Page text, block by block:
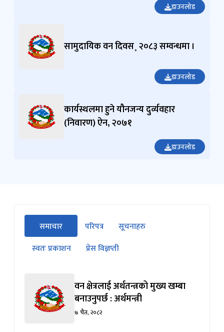
डाउनलोड
सामुदायिक वन दिवस¸ २०८३ सम्वन्धमा ।
डाउनलोड
कार्यस्थलमा हुने यौनजन्य दुर्व्यवहार
(निवारण) ऐन, २०७१
डाउनलोड
सीधा
पहिलो
ट्याबको
समाचार
(सक्रिय ट्याब)
परिपत्र
सूचनाहरु
स्वतः प्रकाशन
प्रेस विज्ञप्ती
वन क्षेत्रलाई अर्थतन्त्रको मुख्य खम्बा
बनाउनुपर्छ : अर्थमन्त्री
७ चैत, २०८२